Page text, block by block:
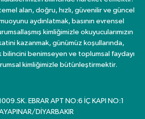
alan, doğru, hızlı, güvenilir ve güncel
aydınlatmak, basının evrensel
kimliğimizle okuyucularımızın
kazanmak, günümüz koşullarında,
bilincini benimseyen ve toplumsal faydayı
kimliğimizle bütünleştirmektir.
EBRAR APT NO:6 İÇ KAPI NO:1
DİYARBAKIR